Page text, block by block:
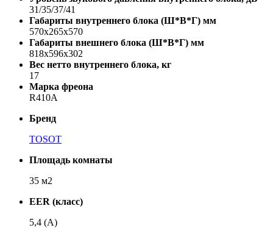
31/35/37/41
Габариты внутреннего блока (Ш*В*Г) мм
570x265x570
Габариты внешнего блока (Ш*В*Г) мм
818x596x302
Вес нетто внутреннего блока, кг
17
Марка фреона
R410A
Бренд
TOSOT
Площадь комнаты
35 м2
EER (класс)
5,4 (A)